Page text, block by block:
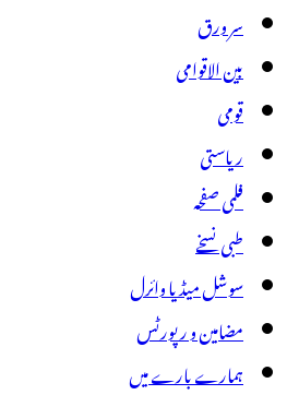
سر ورق
بین الاقوامی
قومی
ریاستی
فلمی صفحہ
طبی نسخے
سوشل میڈیا وائرل
مضامین و رپورٹس
ہمارے بارے میں